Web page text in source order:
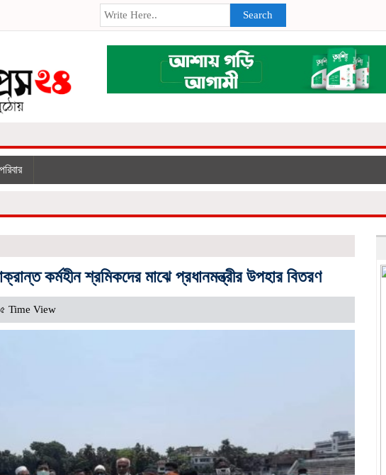
Search
কর্মহীন শ্রমিকদের মাঝে প্রধানমন্ত্রীর উপহার বিতরণ
Time View